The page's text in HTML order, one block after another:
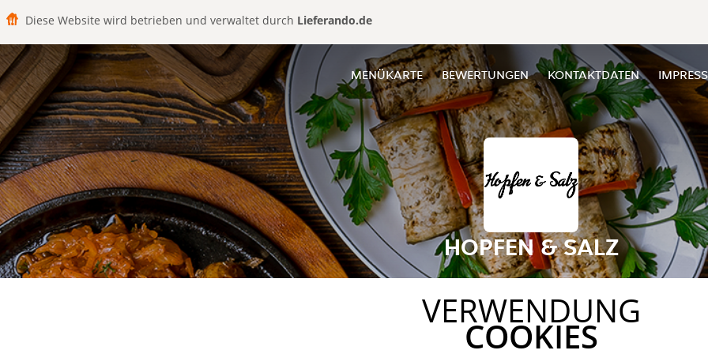
Diese Website wird betrieben und verwaltet durch Lieferando.de
MENÜKARTE BEWERTUNGEN KONTAKTDATEN
HOPFEN & SALZ
VERWENDUNG
COOKIES